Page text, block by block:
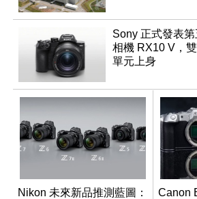
Sony 正式發表
相機 RX10 V，
單元上身
Nikon 未來新品推測藍圖：
Canon